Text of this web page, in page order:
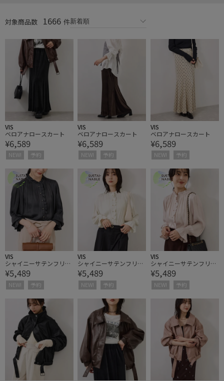
対象商品数 1666 件
VIS
ベロアナロースカート
¥6,589
NEW! 予約
VIS
ベロアナロースカート
¥6,589
NEW! 予約
VIS
ベロアナロースカート
¥6,589
NEW! 予約
VIS
シャイニーサテンフリル
ブラウス
¥5,489
NEW! 予約
VIS
シャイニーサテンフリル
ブラウス
¥5,489
NEW! 予約
VIS
シャイニーサテンフリル
ブラウス
¥5,489
NEW! 予約